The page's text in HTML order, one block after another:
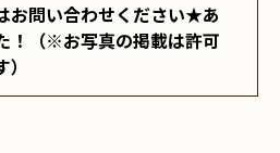
お問い合わせください★あ
！（※お写真の掲載は許可